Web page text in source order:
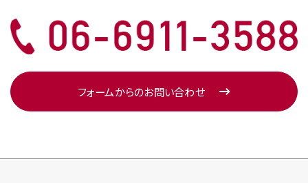
フォームからのお問い合わせ